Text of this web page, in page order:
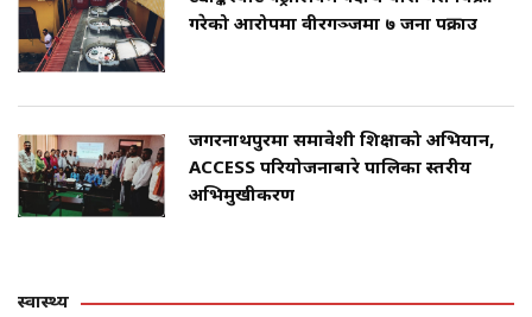
गरेको आरोपमा वीरगञ्जमा ७ जना पक्राउ
जगरनाथपुरमा समावेशी शिक्षाको अभियान,
ACCESS परियोजनाबारे पालिका स्तरीय
अभिमुखीकरण
स्वास्थ्य